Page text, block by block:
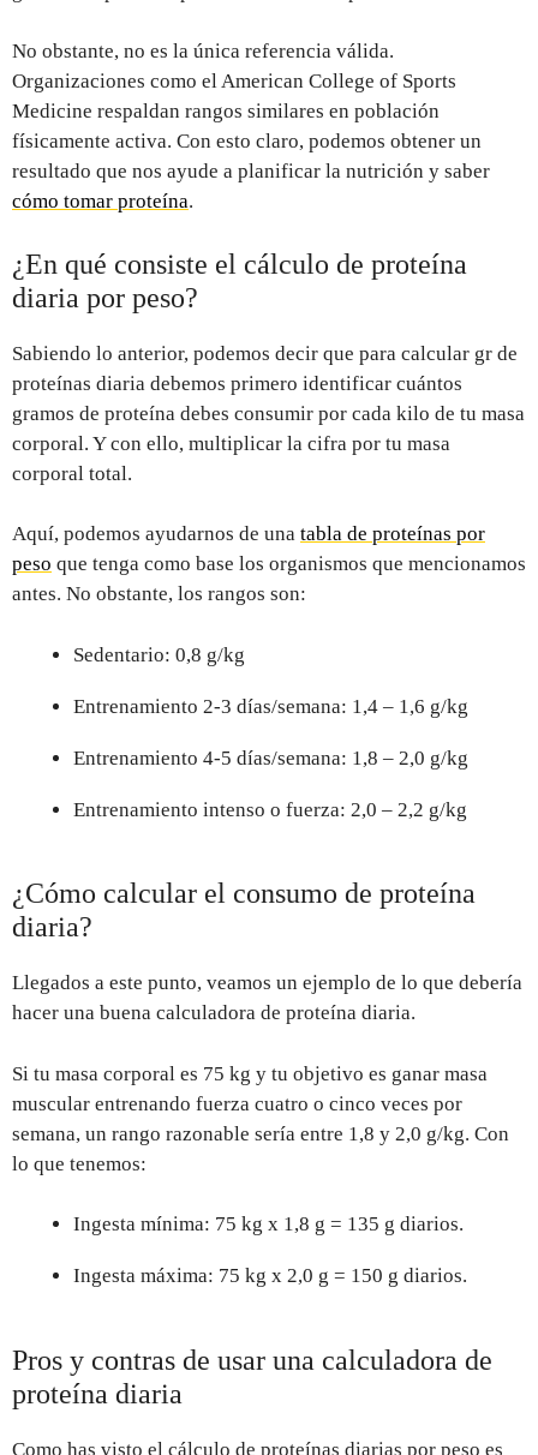
No obstante, no es la única referencia válida.
Organizaciones como el American College of Sports
Medicine respaldan rangos similares en población
físicamente activa. Con esto claro, podemos obtener un
resultado que nos ayude a planificar la nutrición y saber
cómo tomar proteína.
¿En qué consiste el cálculo de proteína
diaria por peso?
Sabiendo lo anterior, podemos decir que para calcular gr de
proteínas diaria debemos primero identificar cuántos
gramos de proteína debes consumir por cada kilo de tu masa
corporal. Y con ello, multiplicar la cifra por tu masa
corporal total.
Aquí, podemos ayudarnos de una tabla de proteínas por
peso que tenga como base los organismos que mencionamos
antes. No obstante, los rangos son:
Sedentario: 0,8 g/kg
Entrenamiento 2-3 días/semana: 1,4 – 1,6 g/kg
Entrenamiento 4-5 días/semana: 1,8 – 2,0 g/kg
Entrenamiento intenso o fuerza: 2,0 – 2,2 g/kg
¿Cómo calcular el consumo de proteína
diaria?
Llegados a este punto, veamos un ejemplo de lo que debería
hacer una buena calculadora de proteína diaria.
Si tu masa corporal es 75 kg y tu objetivo es ganar masa
muscular entrenando fuerza cuatro o cinco veces por
semana, un rango razonable sería entre 1,8 y 2,0 g/kg. Con
lo que tenemos:
Ingesta mínima: 75 kg x 1,8 g = 135 g diarios.
Ingesta máxima: 75 kg x 2,0 g = 150 g diarios.
Pros y contras de usar una calculadora de
proteína diaria
Como has visto el cálculo de proteínas diarias por peso es